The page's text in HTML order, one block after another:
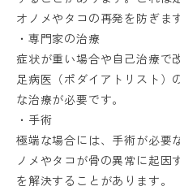
オノメやタコの再発を防ぎます
・専門家の治療
症状が重い場合や自己治療で
足病医（ポダイアトリスト）
な治療が必要です。
・手術
極端な場合には、手術が必要
ノメやタコが骨の異常に起因
を解決することがあります。